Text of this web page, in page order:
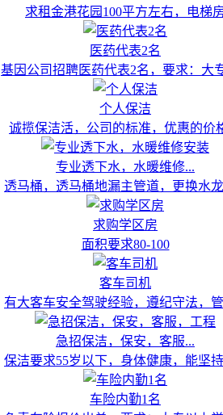
求租金港花园100平方左右，电梯
医药代表2名
基因公司招聘医药代表2名，要求：大
个人保洁
诚揽保洁活，公司的标准，优惠的价
专业透下水，水暖维修...
透马桶，透马桶地漏主管道，更换水
求购学区房
面积要求80-100
客车司机
有大客车安全驾驶经验，遵纪守法，
急招保洁，保安，客服...
保洁要求55岁以下，身体健康，能坚
车险内勤1名